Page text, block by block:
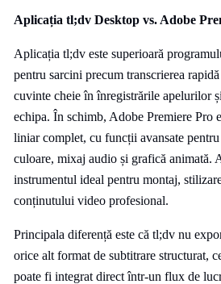
Aplicația tl;dv Desktop vs. Adobe
Aplicația tl;dv este superioară
pentru sarcini precum transcrierea
cuvinte cheie în înregistrările apelurilor
echipa. În schimb, Adobe Premiere Pro
liniar complet, cu funcții avansate
culoare, mixaj audio și grafică animată.
instrumentul ideal pentru montaj,
conținutului video profesional.
Principala diferență este că tl;dv nu
orice alt format de subtitrare structurat,
poate fi integrat direct într-un flux de